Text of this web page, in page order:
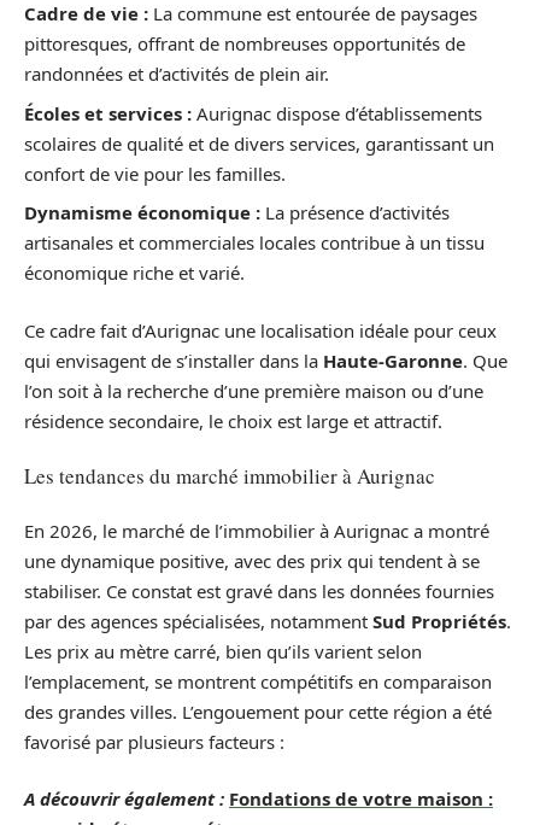
Cadre de vie : La commune est entourée de paysages
pittoresques, offrant de nombreuses opportunités de
randonnées et d’activités de plein air.
Écoles et services : Aurignac dispose d’établissements
scolaires de qualité et de divers services, garantissant un
confort de vie pour les familles.
Dynamisme économique : La présence d’activités
artisanales et commerciales locales contribue à un tissu
économique riche et varié.
Ce cadre fait d’Aurignac une localisation idéale pour ceux
qui envisagent de s’installer dans la Haute-Garonne. Que
l’on soit à la recherche d’une première maison ou d’une
résidence secondaire, le choix est large et attractif.
Les tendances du marché immobilier à Aurignac
En 2026, le marché de l’immobilier à Aurignac a montré
une dynamique positive, avec des prix qui tendent à se
stabiliser. Ce constat est gravé dans les données fournies
par des agences spécialisées, notamment Sud Propriétés.
Les prix au mètre carré, bien qu’ils varient selon
l’emplacement, se montrent compétitifs en comparaison
des grandes villes. L’engouement pour cette région a été
favorisé par plusieurs facteurs :
A découvrir également : Fondations de votre maison :